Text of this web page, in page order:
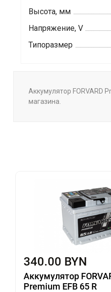
Высота, мм
Напряжение, V
Типоразмер
Аккумулятор FORVARD
магазина.
340.00 BYN
Аккумулятор
Premium EFB 65 R